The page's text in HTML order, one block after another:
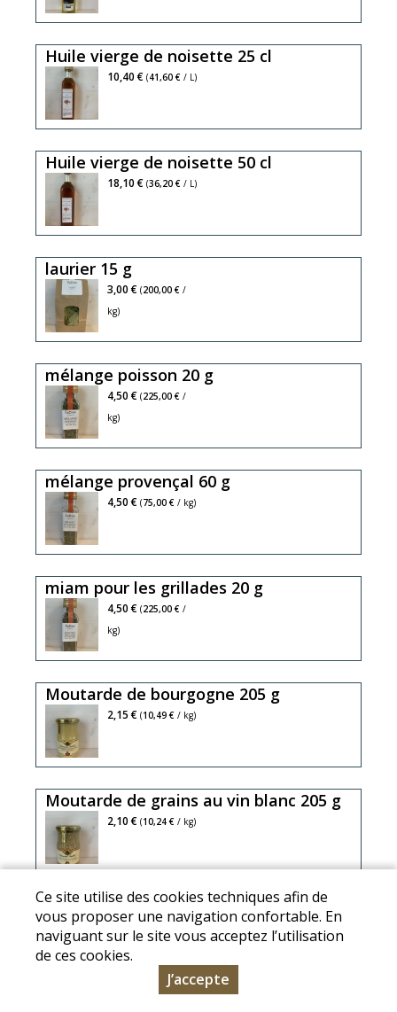
fera
dans
salades,
plats
patisseries
la
son
parfum
intense
fera
dans
vos
salades,
plats
pâtisseries
Huile vierge de noisette 25 cl
riche
anti
l'huile
vierge
noisette
excellente
pour
santé,
savoureux
gout
praliné
régalera
salades,
plats
cuisinés
et
10,40 € (41,60 € / L)
Huile vierge de noisette 50 cl
riche
anti
l'huile
vierge
de
noisette
excellente
pour
santé,
savoureux
gout
praliné
régalera
salades,
plats
cuisinés
et
18,10 € (36,20 € / L)
laurier 15 g
3,00 € (200,00 € /
kg)
mélange poisson 20 g
4,50 € (225,00 € /
kg)
mélange provençal 60 g
4,50 € (75,00 € / kg)
miam pour les grillades 20 g
thym,
romarin,
laurier,
bleuet
4,50 € (225,00 € /
kg)
Moutarde de bourgogne 205 g
eau,
graine
de
de
bourgogne,
vin
blanc
aligoté
(16,3%),
2,15 € (10,49 € / kg)
Moutarde de grains au vin blanc 205 g
eau,
graine
de
vin
blanc
2,10 € (10,24 € / kg)
Moutarde safranée 150 g
7,50 € 50,00 € / kg)
Ce site utilise des cookies techniques afin de
vous proposer une navigation confortable. En
naviguant sur le site vous acceptez l’utilisation
de ces cookies.
J’accepte